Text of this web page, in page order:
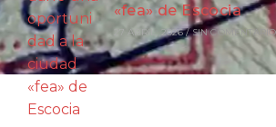
«fea» de Escocia
27 ABRIL, 2026 / SIN